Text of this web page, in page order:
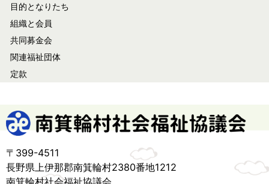
目的となりたち
組織と会員
共同募金会
関連福祉団体
定款
〒399-4511
長野県上伊那郡南箕輪村2380番地1212
南箕輪村社会福祉協議会